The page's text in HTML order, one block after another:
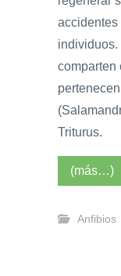
accidentes
individuos.
comparten
Triturus.
(más…)
Anfibios